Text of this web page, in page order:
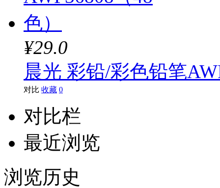
¥29.0
晨光 彩铅/彩色铅笔
对比 收藏 0
对比栏
最近浏览
浏览历史